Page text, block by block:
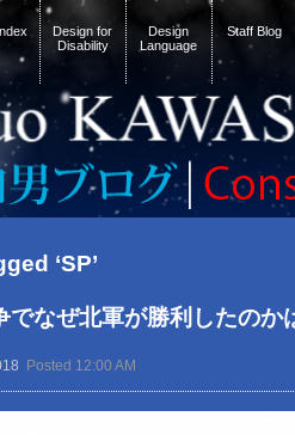
Design for
Disability
Design
Language
Staff Blog
‘SP’
でなぜ北軍が勝利したのか
Posted 12:00 AM